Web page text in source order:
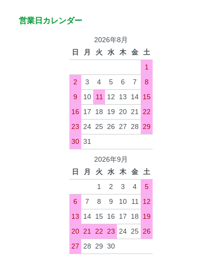
営業日カレンダー
2026年8月
日
月 火 水 木 金
土
1
2
3 4 5 6 7
8
9
10 11 12 13 14 15
16 17 18 19 20 21
22
23
24 25 26 27 28
29
30 31
2026年9月
日
月 火 水 木 金
土
1
2 3 4
5
6
7 8 9 10 11
12
13
14 15 16 17 18
19
20 21 22 23 24 25 26
27
28 29 30